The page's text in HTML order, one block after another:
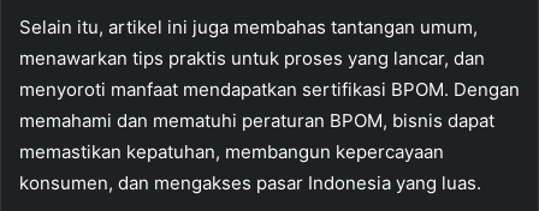
Selain itu, artikel ini juga membahas tantangan umum,
menawarkan tips praktis untuk proses yang lancar, dan
menyoroti manfaat mendapatkan sertifikasi BPOM. Dengan
memahami dan mematuhi peraturan BPOM, bisnis dapat
memastikan kepatuhan, membangun kepercayaan
konsumen, dan mengakses pasar Indonesia yang luas.